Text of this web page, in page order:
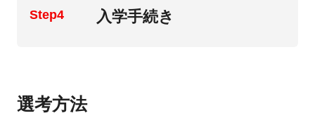
Step4 入学手続き
選考方法